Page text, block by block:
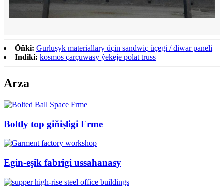
Öňki: Gurluşyk materiallary üçin sandwiç üçegi / diwar paneli
Indiki: kosmos çarçuwasy ýekeje polat truss
Arza
Boltly top giňişligi Frme
Egin-eşik fabrigi ussahanasy